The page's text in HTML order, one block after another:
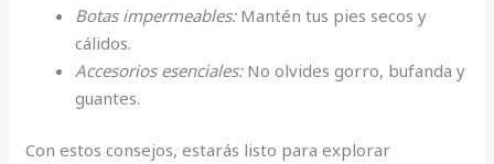
Botas impermeables:Mantén tus pies secos y
cálidos.
Accesorios esenciales:No olvides gorro, bufanda y
guantes.
Con estos consejos, estarás listo para explorar